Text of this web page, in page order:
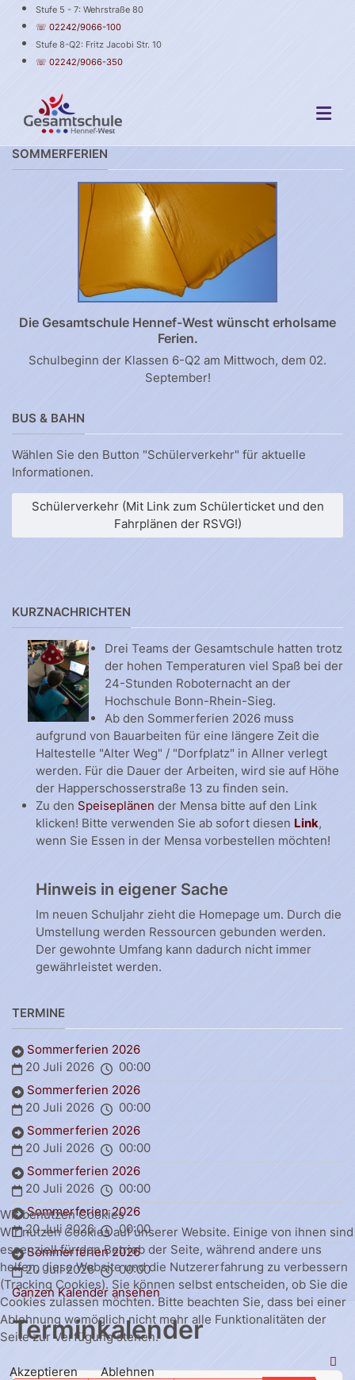
Stufe 5 - 7: Wehrstraße 80
☏ 02242/9066-100
Stufe 8-Q2: Fritz Jacobi Str. 10
☏ 02242/9066-350
SOMMERFERIEN
Die Gesamtschule Hennef-West wünscht erholsame
Ferien.
Schulbeginn der Klassen 6-Q2 am Mittwoch, dem 02.
September!
BUS & BAHN
Wählen Sie den Button "Schülerverkehr" für aktuelle
Informationen.
Schülerverkehr (Mit Link zum Schülerticket und den
Fahrplänen der RSVG!)
KURZNACHRICHTEN
Drei Teams der Gesamtschule hatten trotz
der hohen Temperaturen viel Spaß bei der
24-Stunden Roboternacht an der
Hochschule Bonn-Rhein-Sieg.
Ab den Sommerferien 2026 muss
aufgrund von Bauarbeiten für eine längere Zeit die
Haltestelle "Alter Weg" / "Dorfplatz" in Allner verlegt
werden. Für die Dauer der Arbeiten, wird sie auf Höhe
der Happerschosserstraße 13 zu finden sein.
Zu den Speiseplänen der Mensa bitte auf den Link
klicken! Bitte verwenden Sie ab sofort diesen Link,
wenn Sie Essen in der Mensa vorbestellen möchten!
Hinweis in eigener Sache
Im neuen Schuljahr zieht die Homepage um. Durch die
Umstellung werden Ressourcen gebunden werden.
Der gewohnte Umfang kann dadurch nicht immer
gewährleistet werden.
TERMINE
Sommerferien 2026
20 Juli 2026
00:00
Sommerferien 2026
20 Juli 2026
00:00
Sommerferien 2026
20 Juli 2026
00:00
Sommerferien 2026
20 Juli 2026
00:00
Sommerferien 2026
20 Juli 2026
00:00
Sommerferien 2026
20 Juli 2026
00:00
Ganzen Kalender ansehen
Terminkalender
Wir benutzen Cookies
Wir nutzen Cookies auf unserer Website. Einige von ihnen sind
essenziell für den Betrieb der Seite, während andere uns
helfen, diese Website und die Nutzererfahrung zu verbessern
(Tracking Cookies). Sie können selbst entscheiden, ob Sie die
Cookies zulassen möchten. Bitte beachten Sie, dass bei einer
Ablehnung womöglich nicht mehr alle Funktionalitäten der
Seite zur Verfügung stehen.
Akzeptieren
Ablehnen